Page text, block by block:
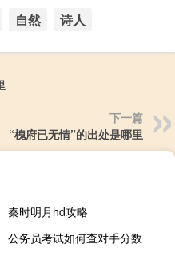
自然 诗人
下一篇
“槐府已无情”的出处是哪里
秦时明月hd攻略
公务员考试如何查对手分数